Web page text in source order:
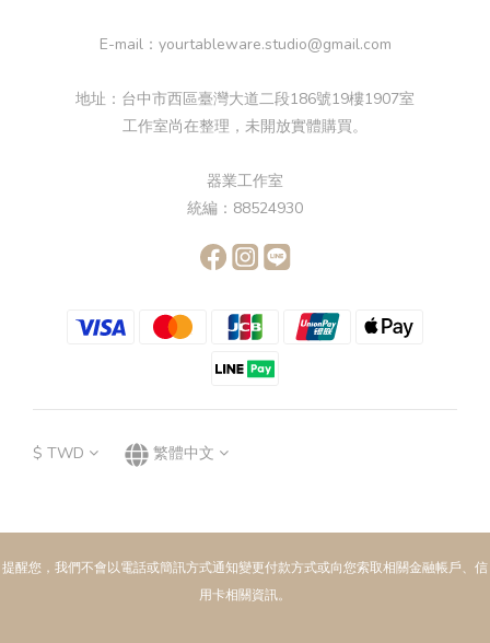
E-mail：yourtableware.studio@gmail.com
地址：台中市西區臺灣大道二段186號19樓1907室
工作室尚在整理，未開放實體購買。
器業工作室
統編：88524930
$ TWD 繁體中文
提醒您，我們不會以電話或簡訊方式通知變更付款方式或向您索取相關金融帳戶、信
用卡相關資訊。